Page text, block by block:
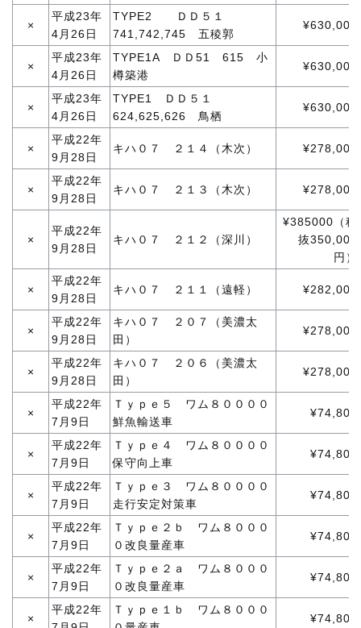
×
平成23年
4月26日
TYPE2 ＤＤ５１
741,742,745 五稜郭
¥630,000
×
平成23年
4月26日
TYPE1A ＤＤ51 615 小
樽築港
¥630,000
×
平成23年
4月26日
TYPE1 ＤＤ５１
624,625,626 鳥栖
¥630,000
×
平成22年
9月28日
キハ０７ ２１４（木次） ¥278,000
×
平成22年
9月28日
キハ０７ ２１３（木次） ¥278,000
×
平成22年
9月28日
キハ０７ ２１２（深川）
¥385000（税
抜350,000
円）
×
平成22年
9月28日
キハ０７ ２１１（遠軽） ¥282,000
×
平成22年
9月28日
キハ０７ ２０７（美濃太
田）
¥278,000
×
平成22年
9月28日
キハ０７ ２０６（美濃太
田）
¥278,000
×
平成22年
7月9日
Ｔｙｐｅ５ ワム８００００
鮮魚輸送車
¥74,800
×
平成22年
7月9日
Ｔｙｐｅ４ ワム８００００
保守向上車
¥74,800
×
平成22年
7月9日
Ｔｙｐｅ３ ワム８００００
走行安定対策車
¥74,800
×
平成22年
7月9日
Ｔｙｐｅ２ｂ ワム８０００
０改良量産車
¥74,800
×
平成22年
7月9日
Ｔｙｐｅ２ａ ワム８０００
０改良量産車
¥74,800
×
平成22年
Ｔｙｐｅ１ｂ ワム８０００
¥74,800